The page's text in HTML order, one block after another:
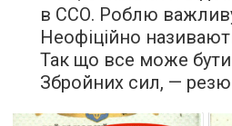
в ССО. Роблю
Неофіційно
Так що все може
Збройних сил, —